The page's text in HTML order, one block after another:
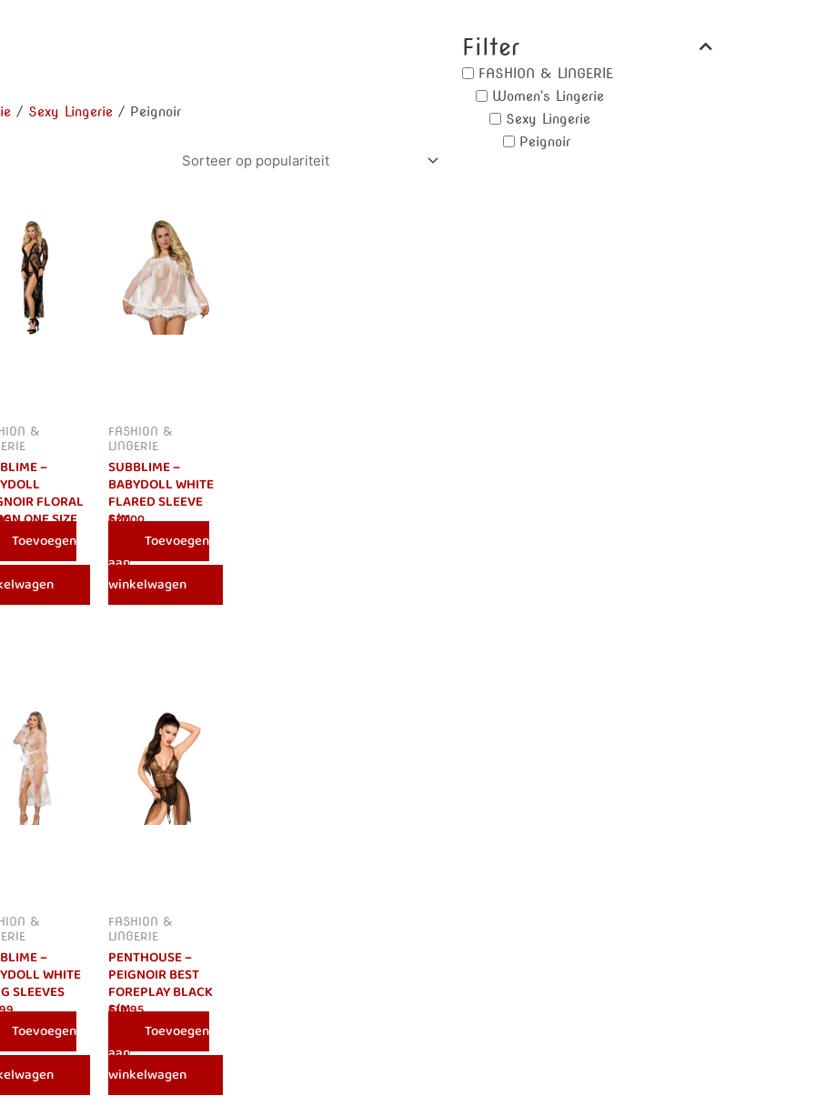
/ Sexy Lingerie / Peignoir
&
–
FLORAL
ONE SIZE
Toevoegen
FASHION &
LINGERIE
SUBBLIME –
BABYDOLL WHITE
FLARED SLEEVE
S/M
€27.00
Toevoegen
aan
winkelwagen
&
–
WHITE
SLEEVES
Toevoegen
FASHION &
LINGERIE
PENTHOUSE –
PEIGNOIR BEST
FOREPLAY BLACK
S/M
€19.95
Toevoegen
aan
winkelwagen
Filter
FASHION & LINGERIE
Women's Lingerie
Sexy Lingerie
Peignoir